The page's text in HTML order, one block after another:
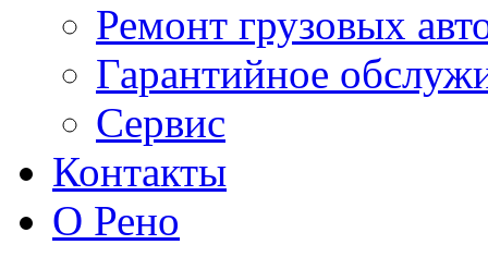
Ремонт грузовых
Гарантийное
Сервис
Контакты
О Рено